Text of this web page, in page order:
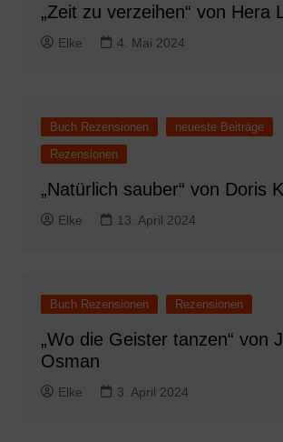
„Zeit zu verzeihen“ von Hera
Elke 4. Mai 2024
Buch Rezensionen
neueste Beiträge
Rezensionen
„Natürlich sauber“ von Doris
Elke 13. April 2024
Buch Rezensionen Rezensionen
„Wo die Geister tanzen“ von
Osman
Elke 3. April 2024